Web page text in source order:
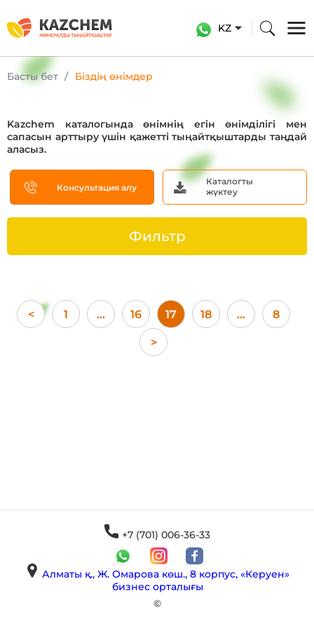
KZ
Басты бет Біздің өнімдер
Kazchem каталогында өнімнің егін өнімділігі мен
сапасын арттыру үшін қажетті тыңайтқыштарды таңдай
аласыз.
Консультация алу
Каталогты
жүктеу
Фильтр
< 1 ... 16 17 18 ... 8
>
+7 (701) 006-36-33
Алматы қ., Ж. Омарова көш., 8 корпус, «Керуен»
бизнес орталығы
©